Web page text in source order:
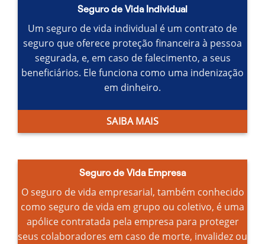
Seguro de Vida Individual
Um seguro de vida individual é um contrato de
seguro que oferece proteção financeira à pessoa
segurada, e, em caso de falecimento, a seus
beneficiários. Ele funciona como uma indenização
em dinheiro.
SAIBA MAIS
Seguro de Vida Empresa
O seguro de vida empresarial, também conhecido
como seguro de vida em grupo ou coletivo, é uma
apólice contratada pela empresa para proteger
seus colaboradores em caso de morte, invalidez ou